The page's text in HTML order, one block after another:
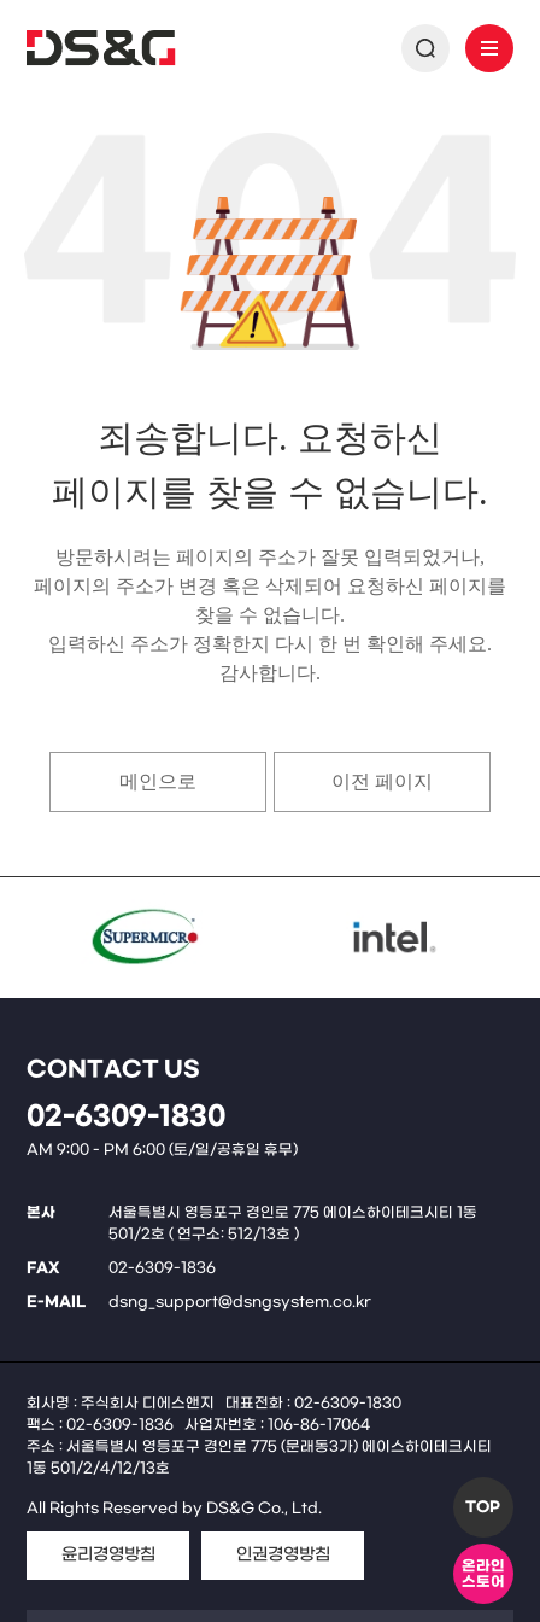
TOP
온라인
스토어
죄송합니다. 요청하신
페이지를 찾을 수 없습니다.
방문하시려는 페이지의 주소가 잘못 입력되었거나,
페이지의 주소가 변경 혹은 삭제되어 요청하신 페이지를
찾을 수 없습니다.
입력하신 주소가 정확한지 다시 한 번 확인해 주세요.
감사합니다.
메인으로 이전 페이지
CONTACT US
02-6309-1830
AM 9:00 - PM 6:00 (토/일/공휴일 휴무)
본사
서울특별시 영등포구 경인로 775 에이스하이테크시티 1동
501/2호 ( 연구소: 512/13호 )
FAX
02-6309-1836
E-MAIL
dsng_support@dsngsystem.co.kr
회사명 : 주식회사 디에스앤지
대표전화 : 02-6309-1830
팩스 : 02-6309-1836
사업자번호 : 106-86-17064
주소 : 서울특별시 영등포구 경인로 775 (문래동3가) 에이스하이테크시티
1동 501/2/4/12/13호
All Rights Reserved by DS&G Co., Ltd.
윤리경영방침 인권경영방침